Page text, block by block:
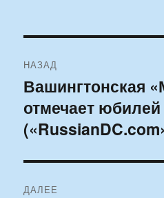
по
записям
НАЗАД
Предыдущая
запись:
Вашингтонская
отмечает юбилей
ДАЛЕЕ